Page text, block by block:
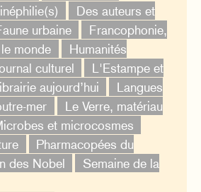
Des auteurs et
urbaine
Francophonie,
monde
Humanités
culturel
L'Estampe et
aujourd’hui
Langues
mer
Le Verre, matériau
et microcosmes
Pharmacopées du
des Nobel
Semaine de la